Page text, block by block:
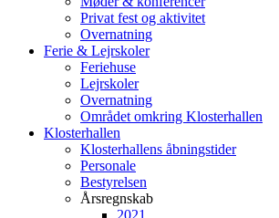
Privat fest og aktivitet
Overnatning
Ferie & Lejrskoler
Feriehuse
Lejrskoler
Overnatning
Området omkring Klosterhallen
Klosterhallen
Klosterhallens åbningstider
Personale
Bestyrelsen
Årsregnskab
2021